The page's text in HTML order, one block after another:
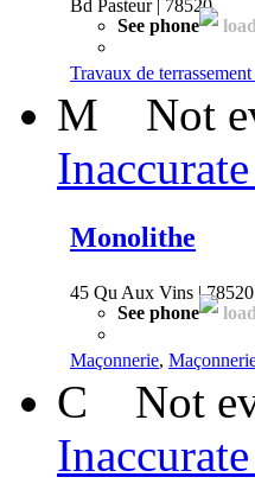
Bd Pasteur | 78520
See phone
Travaux de
M Not
Monolithe
45 Qu Aux Vins | 78520
See phone
Maçonnerie,
C Not